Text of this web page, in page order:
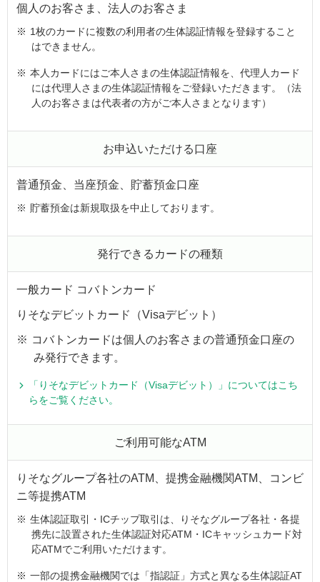
個人のお客さま、法人のお客さま
※ 1枚のカードに複数の利用者の生体認証情報を登録すること
はできません。
※ 本人カードにはご本人さまの生体認証情報を、代理人カード
には代理人さまの生体認証情報をご登録いただきます。（法
人のお客さまは代表者の方がご本人さまとなります）
お申込いただける口座
普通預金、当座預金、貯蓄預金口座
※ 貯蓄預金は新規取扱を中止しております。
発行できるカードの種類
一般カード コバトンカード
りそなデビットカード（Visaデビット）
※ コバトンカードは個人のお客さまの普通預金口座の
み発行できます。
「りそなデビットカード（Visaデビット）」についてはこち
らをご覧ください。
ご利用可能なATM
りそなグループ各社のATM、提携金融機関ATM、コンビ
ニ等提携ATM
※ 生体認証取引・ICチップ取引は、りそなグループ各社・各提
携先に設置された生体認証対応ATM・ICキャッシュカード対
応ATMでご利用いただけます。
※ 一部の提携金融機関では「指認証」方式と異なる生体認証AT